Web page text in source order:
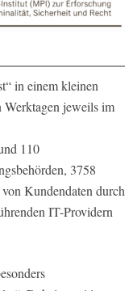
in einem kleinen
Werktagen jeweils im
110
3758
Kundendaten durch
IT-Providern